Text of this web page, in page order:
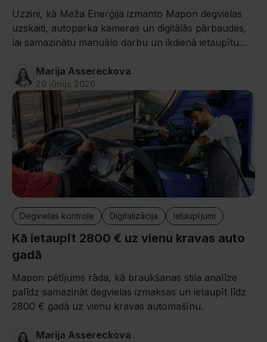
Uzzini, kā Meža Enerģija izmanto Mapon degvielas
uzskaiti, autoparka kameras un digitālās pārbaudes,
lai samazinātu manuālo darbu un ikdienā ietaupītu
Marija Assereckova
29 jūnijs 2026
Degvielas kontrole Digitalizācija Ietaupījumi
Kā ietaupīt 2800 € uz vienu kravas auto
gadā
Mapon pētījums rāda, kā braukšanas stila analīze
palīdz samazināt degvielas izmaksas un ietaupīt līdz
2800 € gadā uz vienu kravas automašīnu.
Marija Assereckova